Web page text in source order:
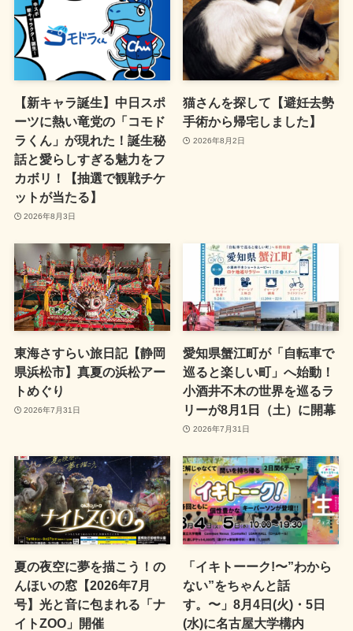
【新キャラ誕生】中日スポ
ーツに熱い竜党の「コモド
ラくん」が現れた！誕生秘
話と愛らしすぎる魅力をフ
カボリ！【抽選で観戦チケ
ットが当たる】
2026年8月3日
猫さんを探して【避妊去勢
手術から帰宅しました】
2026年8月2日
東海さすらい旅日記【静岡
県浜松市】真夏の浜松アー
トめぐり
2026年7月31日
愛知県蟹江町が「自転車で
巡ると楽しい町」へ始動！
小酒井不木の世界を巡るラ
リーが8月1日（土）に開幕
2026年7月31日
夏の夜空に夢を描こう！の
んほいの窓【2026年7月
号】光と音に包まれる「ナ
イトZOO」開催
「イキトーーク!〜”わから
ない”をちゃんと話
す。〜」8月4日(火)・5日
(水)に名古屋大学構内